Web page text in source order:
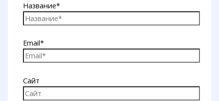
Название*
Email*
Сайт